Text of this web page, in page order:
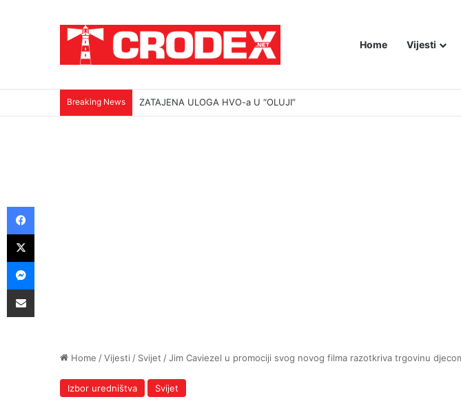
Home Vijesti
Breaking News (VIDEO)Srbi su ga mučili i ubili na najokrutniji način – još živom spalili su
Home /Vijesti / Svijet /Jim Caviezel u promociji svog novog filma razotkriva trgovinu
Izbor uredništva Svijet
Facebook
X
Messenger
Podijeli putem E-maila